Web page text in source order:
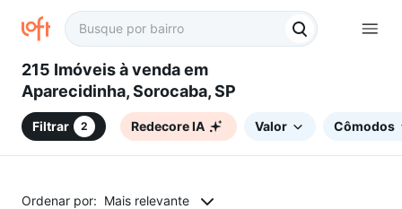
215 Imóveis à venda em
Aparecidinha, Sorocaba, SP
Filtrar 2 Redecore IA Valor Cômodos
Ordenar por: Mais relevante